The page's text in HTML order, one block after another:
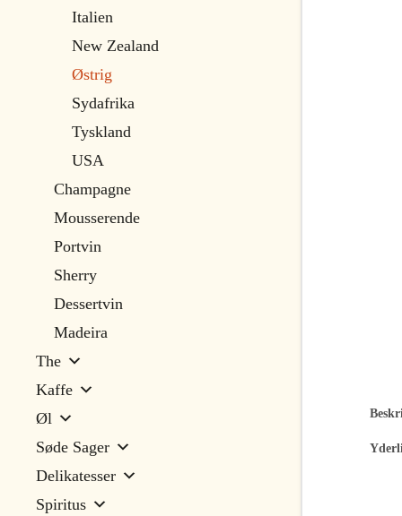
Italien
New Zealand
Østrig
Sydafrika
Tyskland
USA
Champagne
Mousserende
Portvin
Sherry
Dessertvin
Madeira
The
Kaffe
Øl
Søde Sager
Delikatesser
Spiritus